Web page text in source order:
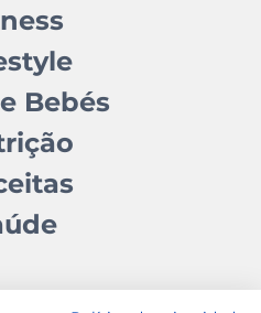
Bebés